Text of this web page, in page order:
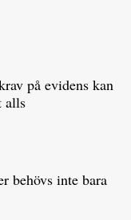
på evidens kan
alls
behövs inte bara